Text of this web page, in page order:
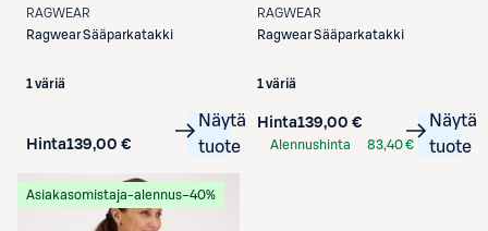
RAGWEAR
RagwearSääparkatakki
1 väriä
Hinta139,00 €
Näytä
tuote
RAGWEAR
RagwearSääparkatakki
1 väriä
Hinta139,00 €
Alennushinta
83,40 €
Näytä
tuote
Asiakasomistaja-alennus−40%